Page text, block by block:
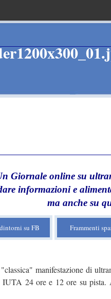
Giornale online su
informazioni e
ma anche su
su FB Frammenti
manifestazione di
IUTA 24 ore e 12 ore su pista.